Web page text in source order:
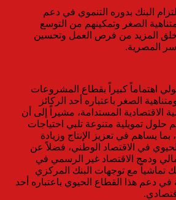
البنك بدوره التنموي في دعم
الصغر وتمكينهم من التوسع
خلق المزيد من فرص العمل وتحسين
المصرية.
اهتماماً كبيراً بقطاع المشروعات
الصغر باعتباره أحد الركائز
الاقتصادية المستدامة، مشيراً إلى أن
حلول تمويلية متنوعة تلبي احتياجات
يساهم في تعزيز الإنتاج وزيادة
في الاقتصاد الوطني، فضلاً عن
ودمج الاقتصاد غير الرسمي في
تماشياً مع توجهات البنك المركزي
دعم هذا القطاع الحيوي باعتباره أحد